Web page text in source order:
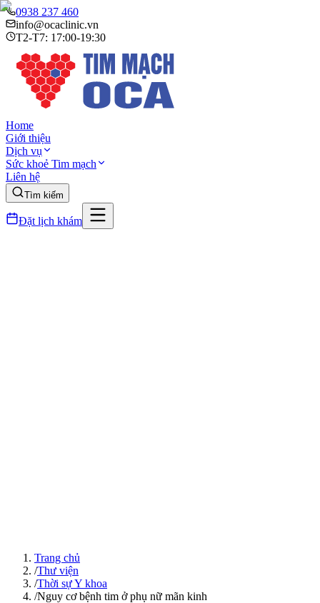
0938 237 460
info@ocaclinic.vn
T2-T7: 17:00-19:30
Home
Giới thiệu
Dịch vụ
Sức khoẻ Tim mạch
Liên hệ
Tìm kiếm
Đặt lịch khám
Trang chủ
/Thư viện
/Thời sự Y khoa
/Nguy cơ bệnh tim ở phụ nữ mãn kinh